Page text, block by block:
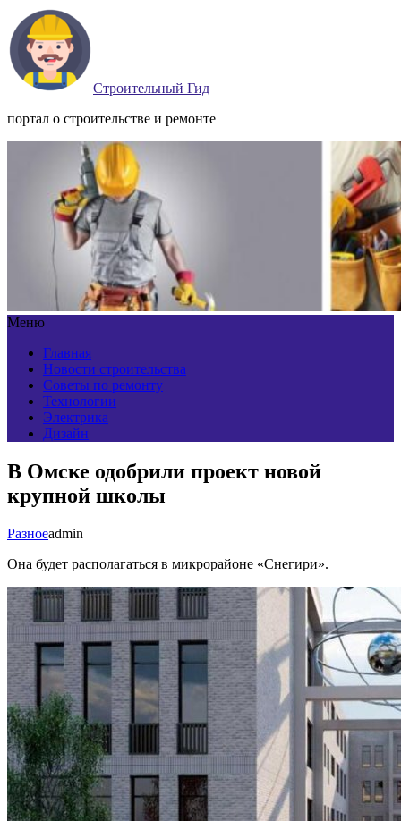
Строительный Гид
портал о строительстве и ремонте
Меню
Главная
Новости строительства
Советы по ремонту
Технологии
Электрика
Дизайн
В Омске одобрили проект новой
крупной школы
Разноеadmin
Она будет располагаться в микрорайоне «Снегири».